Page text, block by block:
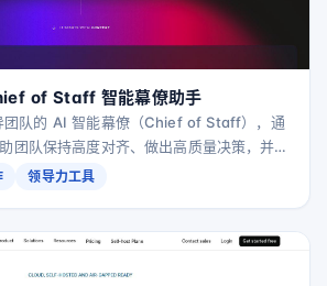
of Staff 智能幕僚助手
队的 AI 智能幕僚（Chief of Staff），通
团队保持高度对齐、做出高质量决策，并以
。领导力工具